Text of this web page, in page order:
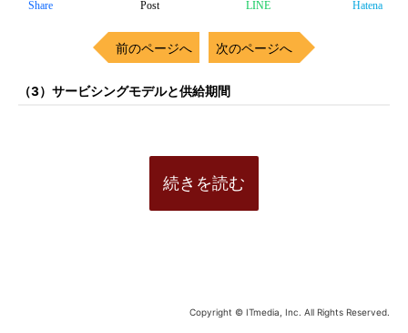
Share Post LINE Hatena
前のページへ 次のページへ
（3）サービシングモデルと供給期間
続きを読む
Copyright © ITmedia, Inc. All Rights Reserved.